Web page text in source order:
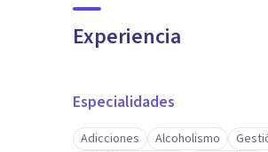
Experiencia
Especialidades
Adicciones Alcoholismo